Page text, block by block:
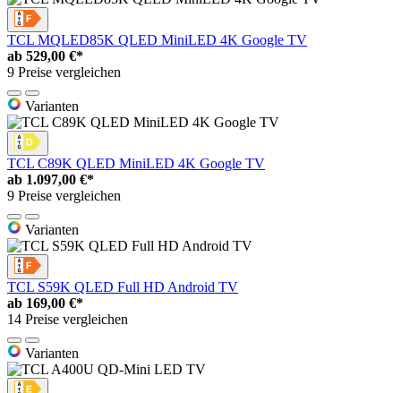
TCL MQLED85K QLED MiniLED 4K Google TV
ab 529,00 €*
9 Preise vergleichen
Varianten
TCL C89K QLED MiniLED 4K Google TV
ab 1.097,00 €*
9 Preise vergleichen
Varianten
TCL S59K QLED Full HD Android TV
ab 169,00 €*
14 Preise vergleichen
Varianten